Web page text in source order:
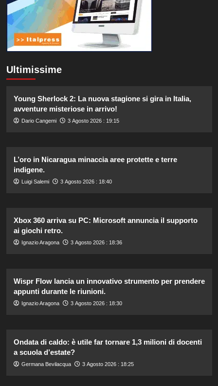
Ultimissime
Young Sherlock 2: La nuova stagione si gira in Italia,
avventure misteriose in arrivo!
Dario Cangemi 3 Agosto 2026 : 19:15
L’oro in Nicaragua minaccia aree protette e terre
indigene.
Luigi Salemi 3 Agosto 2026 : 18:40
Xbox 360 arriva su PC: Microsoft annuncia il supporto
ai giochi retro.
Ignazio Aragona 3 Agosto 2026 : 18:36
Wispr Flow lancia un innovativo strumento per prendere
appunti durante le riunioni.
Ignazio Aragona 3 Agosto 2026 : 18:30
Ondata di caldo: è utile far tornare 1,3 milioni di docenti
a scuola d’estate?
Germana Bevilacqua 3 Agosto 2026 : 18:25